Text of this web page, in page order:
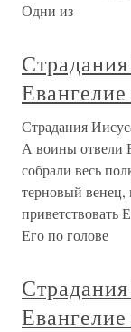
Одни из
Страдания
А воины отвели
собрали весь
терновый венец,
приветствовать
Его по голове